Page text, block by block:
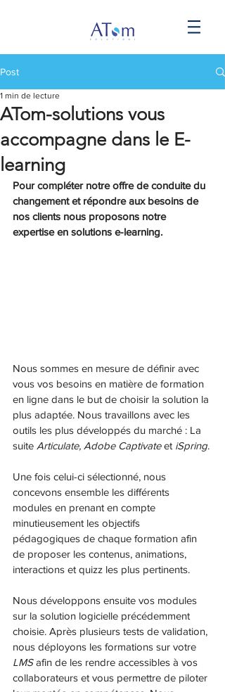
Post
ATom-solutions vous
accompagne dans le E-
learning
1 min de lecture
Pour compléter notre offre de conduite du
changement et répondre aux besoins de
nos clients nous proposons notre
expertise en solutions e-learning.
Nous sommes en mesure de définir avec
vous vos besoins en matière de formation
en ligne dans le but de choisir la solution la
plus adaptée. Nous travaillons avec les
outils les plus développés du marché : La
suite Articulate, Adobe Captivate et iSpring.
Une fois celui-ci sélectionné, nous
concevons ensemble les différents
modules en prenant en compte
minutieusement les objectifs
pédagogiques de chaque formation afin
de proposer les contenus, animations,
interactions et quizz les plus pertinents.
Nous développons ensuite vos modules
sur la solution logicielle précédemment
choisie. Après plusieurs tests de validation,
nous déployons les formations sur votre
LMS afin de les rendre accessibles à vos
collaborateurs et vous permettre de piloter